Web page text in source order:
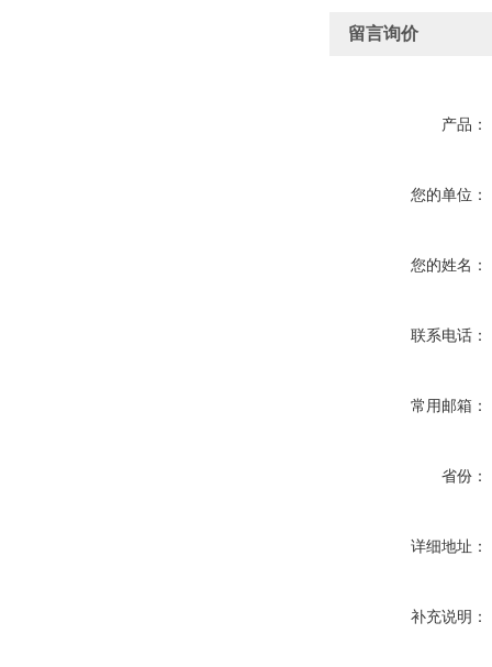
留言询价
产品：
您的单位：
您的姓名：
联系电话：
常用邮箱：
省份：
详细地址：
补充说明：